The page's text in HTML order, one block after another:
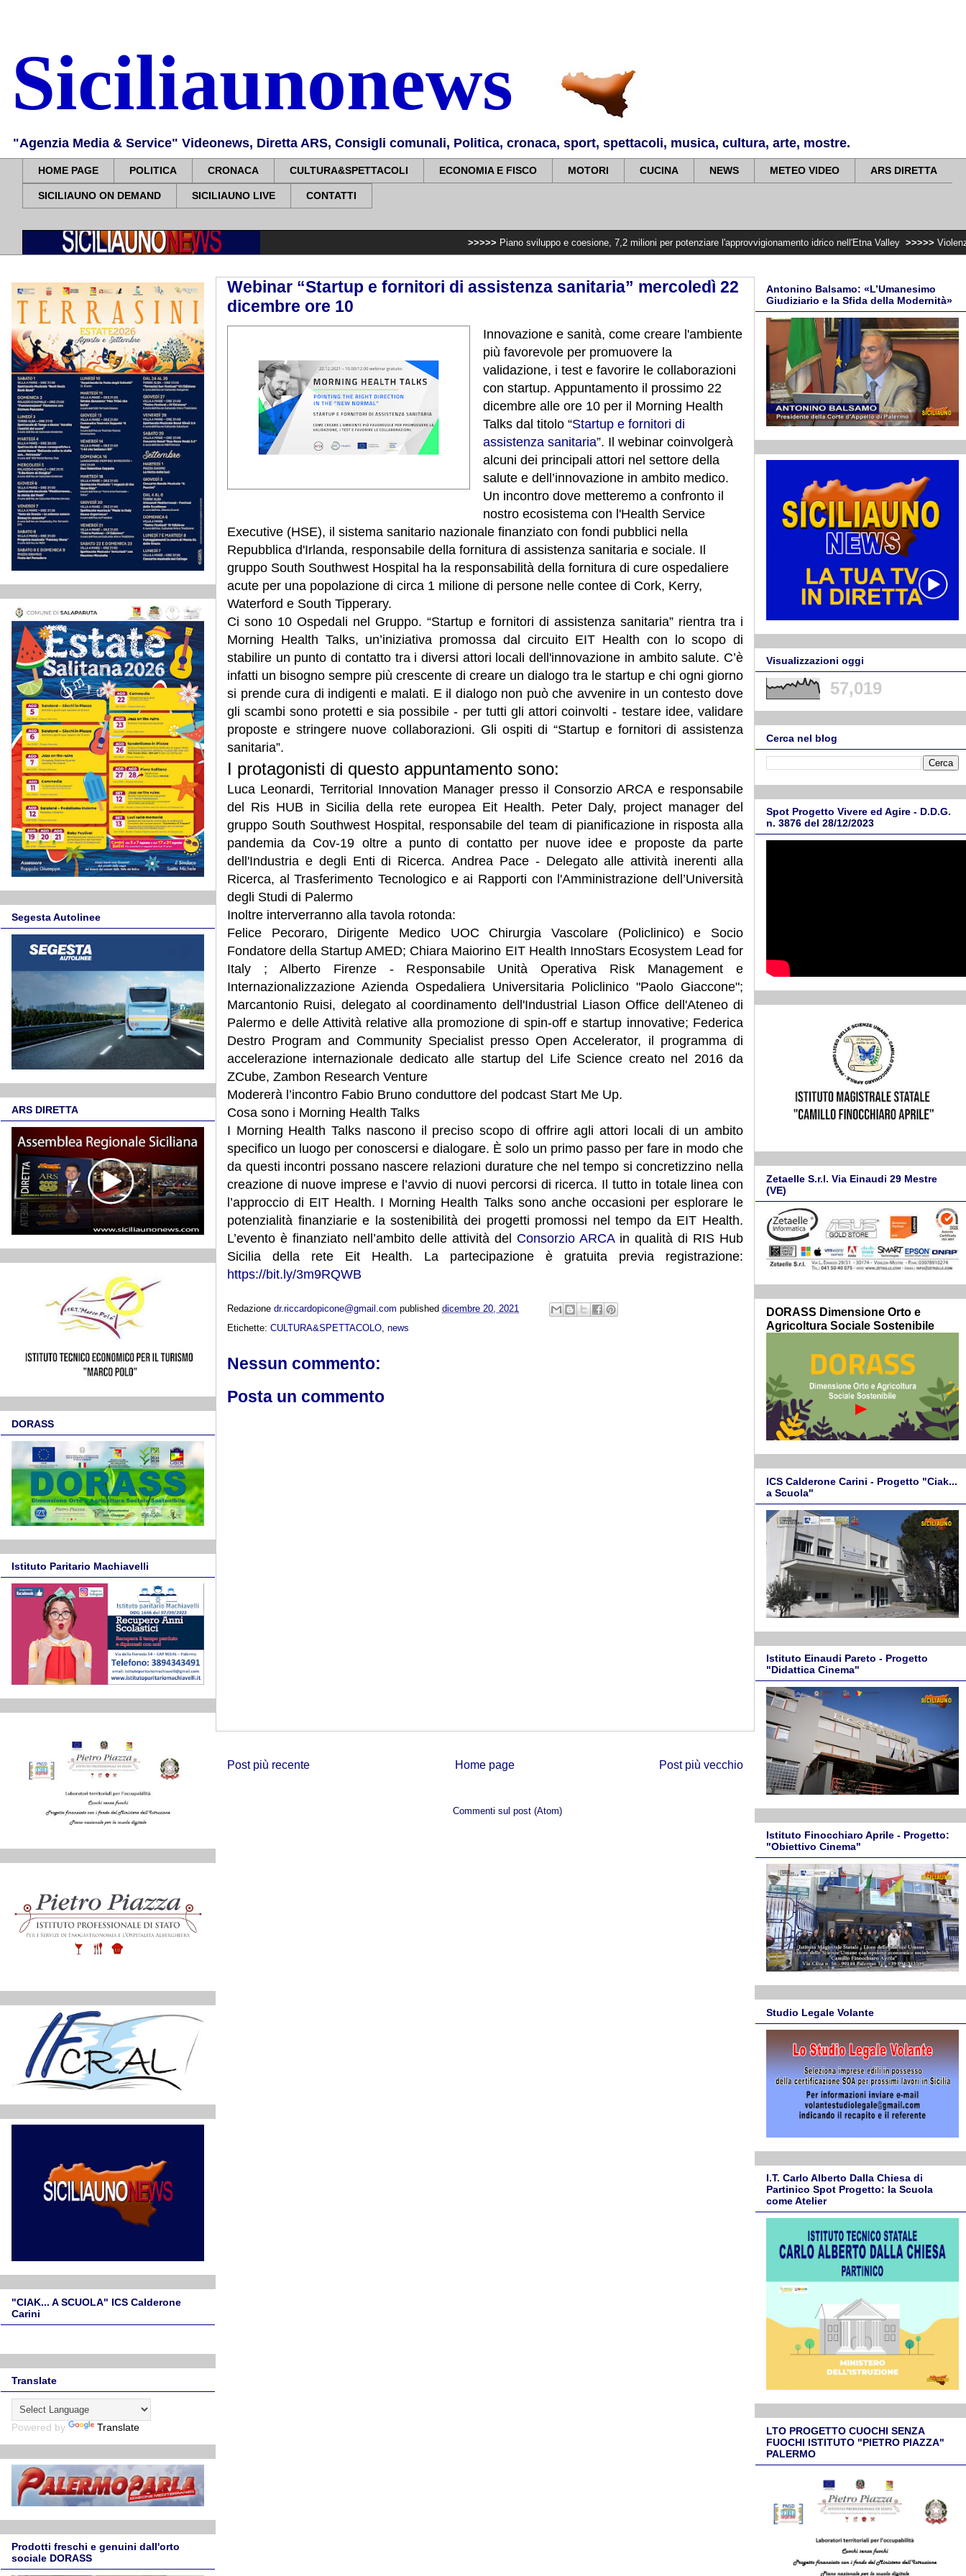
Siciliaunonews
"Agenzia Media & Service" Videonews, Diretta ARS, Consigli comunali, Politica, cronaca, sport, spettacoli, musica, cultura, arte, mostre.
HOME PAGE POLITICA CRONACA CULTURA&SPETTACOLI ECONOMIA E FISCO MOTORI CUCINA NEWS METEO VIDEO ARS DIRETTA
SICILIAUNO ON DEMAND SICILIAUNO LIVE CONTATTI
Piano sviluppo e coesione, 7,2 milioni per potenziare l'approvvigionamento idrico nell'Etna Valley >>>>> Violenza di
Webinar “Startup e fornitori di assistenza sanitaria” mercoledì 22
dicembre ore 10
Innovazione e sanità, come creare l'ambiente
più favorevole per promuovere la
validazione, i test e favorire le collaborazioni
con startup. Appuntamento il prossimo 22
dicembre alle ore 10 per il Morning Health
Talks dal titolo “Startup e fornitori di
assistenza sanitaria”. Il webinar coinvolgerà
alcuni dei principali attori nel settore della
salute e dell’innovazione in ambito medico.
Un incontro dove metteremo a confronto il
nostro ecosistema con l'Health Service
Executive (HSE), il sistema sanitario nazionale finanziato con fondi pubblici nella
Repubblica d'Irlanda, responsabile della fornitura di assistenza sanitaria e sociale. Il
gruppo South Southwest Hospital ha la responsabilità della fornitura di cure ospedaliere
acute per una popolazione di circa 1 milione di persone nelle contee di Cork, Kerry,
Waterford e South Tipperary.
Ci sono 10 Ospedali nel Gruppo. “Startup e fornitori di assistenza sanitaria” rientra tra i
Morning Health Talks, un’iniziativa promossa dal circuito EIT Health con lo scopo di
stabilire un punto di contatto tra i diversi attori locali dell'innovazione in ambito salute. C’è
infatti un bisogno sempre più crescente di creare un dialogo tra le startup e chi ogni giorno
si prende cura di indigenti e malati. E il dialogo non può che avvenire in un contesto dove
gli scambi sono protetti e sia possibile - per tutti gli attori coinvolti - testare idee, validare
proposte e stringere nuove collaborazioni. Gli ospiti di “Startup e fornitori di assistenza
sanitaria”.
I protagonisti di questo appuntamento sono:
Luca Leonardi, Territorial Innovation Manager presso il Consorzio ARCA e responsabile
del Ris HUB in Sicilia della rete europea Eit Health. Peter Daly, project manager del
gruppo South Southwest Hospital, responsabile del team di pianificazione in risposta alla
pandemia da Cov-19 oltre a punto di contatto per nuove idee e proposte da parte
dell'Industria e degli Enti di Ricerca. Andrea Pace - Delegato alle attività inerenti alla
Ricerca, al Trasferimento Tecnologico e ai Rapporti con l'Amministrazione dell’Università
degli Studi di Palermo
Inoltre interverranno alla tavola rotonda:
Felice Pecoraro, Dirigente Medico UOC Chirurgia Vascolare (Policlinico) e Socio
Fondatore della Startup AMED; Chiara Maiorino EIT Health InnoStars Ecosystem Lead for
Italy ; Alberto Firenze - Responsabile Unità Operativa Risk Management e
Internazionalizzazione Azienda Ospedaliera Universitaria Policlinico "Paolo Giaccone";
Marcantonio Ruisi, delegato al coordinamento dell'Industrial Liason Office dell'Ateneo di
Palermo e delle Attività relative alla promozione di spin-off e startup innovative; Federica
Destro Program and Community Specialist presso Open Accelerator, il programma di
accelerazione internazionale dedicato alle startup del Life Science creato nel 2016 da
ZCube, Zambon Research Venture
Modererà l’incontro Fabio Bruno conduttore del podcast Start Me Up.
Cosa sono i Morning Health Talks
I Morning Health Talks nascono il preciso scopo di offrire agli attori locali di un ambito
specifico un luogo per conoscersi e dialogare. È solo un primo passo per fare in modo che
da questi incontri possano nascere relazioni durature che nel tempo si concretizzino nella
creazione di nuove imprese e l’avvio di nuovi percorsi di ricerca. Il tutto in totale linea con
l’approccio di EIT Health. I Morning Health Talks sono anche occasioni per esplorare le
potenzialità finanziarie e la sostenibilità dei progetti promossi nel tempo da EIT Health.
L’evento è finanziato nell’ambito delle attività del Consorzio ARCAin qualità di RIS Hub
Sicilia della rete Eit Health. La partecipazione è gratuita previa registrazione:
https://bit.ly/3m9RQWB
Redazione dr.riccardopicone@gmail.com published dicembre 20, 2021
Etichette: CULTURA&SPETTACOLO news
Nessun commento:
Posta un commento
Post più recente Post più vecchio
Home page
Commenti sul post (Atom)
Segesta Autolinee
ARS DIRETTA
DORASS
Istituto Paritario Machiavelli
"CIAK... A SCUOLA" ICS Calderone
Carini
Translate
Powered by Translate
Prodotti freschi e genuini dall'orto
sociale DORASS
Antonino Balsamo: «L’Umanesimo
Giudiziario e la Sfida della Modernità»
Visualizzazioni oggi
57,019
Cerca nel blog
Spot Progetto Vivere ed Agire - D.D.G.
n. 3876 del 28/12/2023
Zetaelle S.r.l. Via Einaudi 29 Mestre
(VE)
DORASS Dimensione Orto e
Agricoltura Sociale Sostenibile
ICS Calderone Carini - Progetto "Ciak...
a Scuola"
Istituto Einaudi Pareto - Progetto
"Didattica Cinema"
Istituto Finocchiaro Aprile - Progetto:
"Obiettivo Cinema"
Studio Legale Volante
I.T. Carlo Alberto Dalla Chiesa di
Partinico Spot Progetto: la Scuola
come Atelier
LTO PROGETTO CUOCHI SENZA
FUOCHI ISTITUTO "PIETRO PIAZZA"
PALERMO